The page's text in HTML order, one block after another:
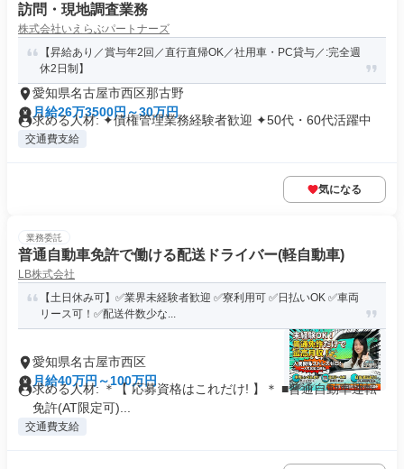
訪問・現地調査業務
株式会社いえらぶパートナーズ
【昇給あり／賞与年2回／直行直帰OK／社用車・PC貸与／:完全週
休2日制】
愛知県名古屋市西区那古野
月給26万3500円～30万円
求める人材: ✦債権管理業務経験者歓迎 ✦50代・60代活躍中
交通費支給
気になる
業務委託
普通自動車免許で働ける配送ドライバー(軽自動車)
LB株式会社
【土日休み可】✅業界未経験者歓迎 ✅寮利用可 ✅日払いOK ✅車両
リース可！✅配送件数少な...
愛知県名古屋市西区
月給40万円～100万円
求める人材: ＊【 応募資格はこれだけ! 】＊ ■普通自動車運転
免許(AT限定可)...
交通費支給